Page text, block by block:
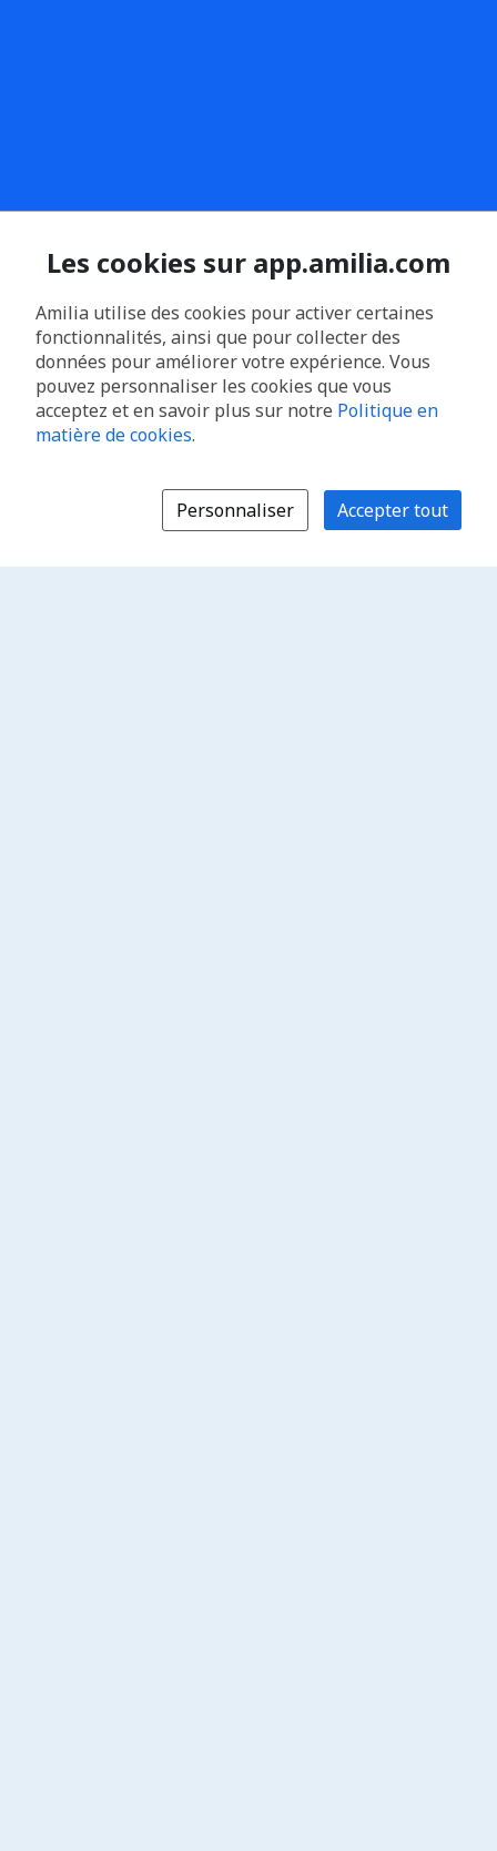
Les cookies sur app.amilia.com
Amilia utilise des cookies pour activer certaines
fonctionnalités, ainsi que pour collecter des
données pour améliorer votre expérience. Vous
pouvez personnaliser les cookies que vous
acceptez et en savoir plus sur notre Politique en
matière de cookies.
Personnaliser Accepter tout